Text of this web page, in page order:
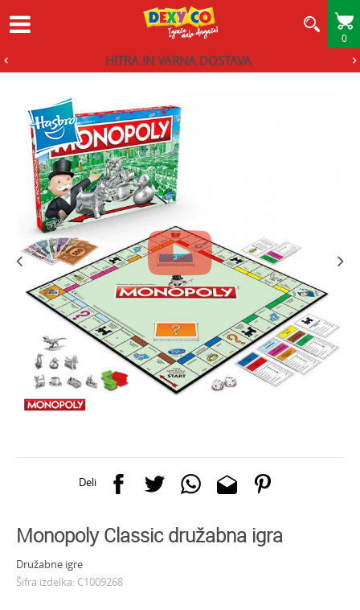
0
HITRA IN VARNA DOSTAVA
Deli
Monopoly Classic družabna igra
Družabne igre
Šifra izdelka: C1009268